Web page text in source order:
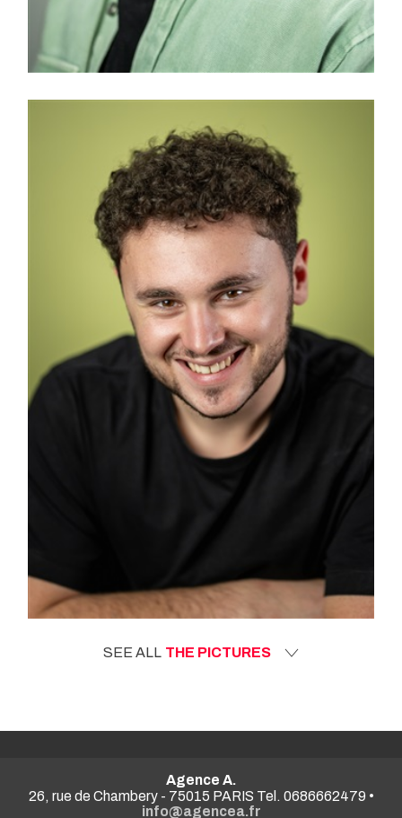
SEE ALL THE PICTURES
Agence A.
26, rue de Chambery - 75015 PARIS Tel. 0686662479 •
info@agencea.fr